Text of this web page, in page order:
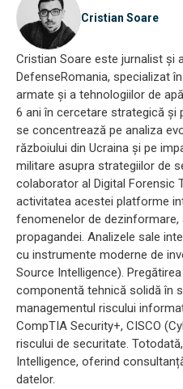
Cristian Soare
Cristian Soare este jurnalist și
DefenseRomania, specializat
armate și a tehnologiilor de
6 ani în cercetare strategică și
se concentrează pe analiza
războiului din Ucraina și pe
militare asupra strategiilor de
colaborator al Digital Forensic
activitatea acestei platforme
fenomenelor de dezinformare,
propagandei. Analizele sale
cu instrumente moderne de
Source Intelligence).
componentă tehnică solidă în
managementul riscului
CompTIA Security+, CISCO
riscului de securitate.
Intelligence, oferind
datelor.